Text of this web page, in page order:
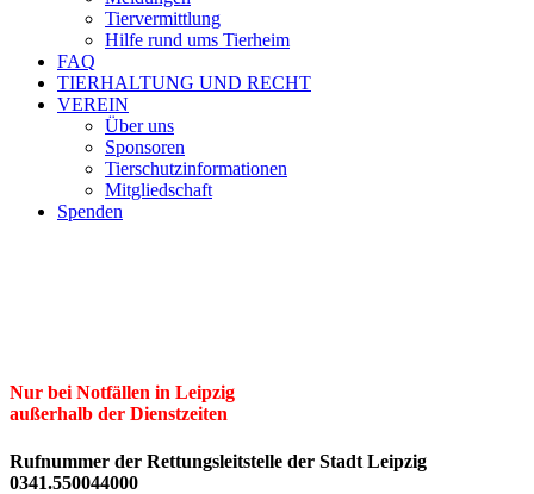
Tiervermittlung
Hilfe rund ums Tierheim
FAQ
TIERHALTUNG UND RECHT
VEREIN
Über uns
Sponsoren
Tierschutzinformationen
Mitgliedschaft
Spenden
Nur bei Notfällen in Leipzig
außerhalb der Dienstzeiten
Rufnummer der Rettungsleitstelle der Stadt Leipzig
0341.550044000